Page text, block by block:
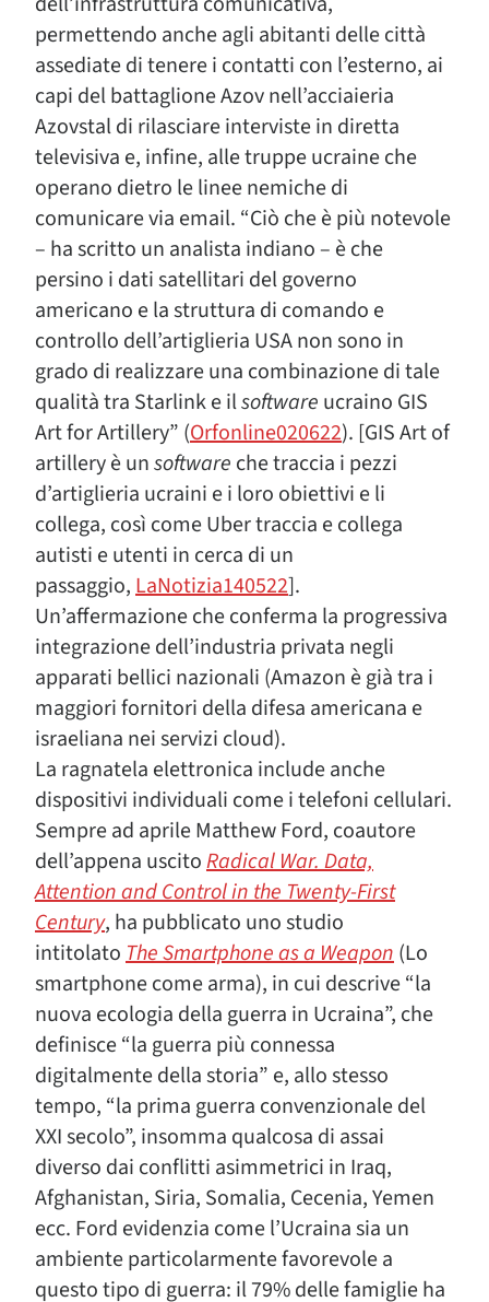
permettendo anche agli abitanti delle città
assediate di tenere i contatti con l’esterno, ai
capi del battaglione Azov nell’acciaieria
Azovstal di rilasciare interviste in diretta
televisiva e, infine, alle truppe ucraine che
operano dietro le linee nemiche di
comunicare via email. “Ciò che è più notevole
– ha scritto un analista indiano – è che
persino i dati satellitari del governo
americano e la struttura di comando e
controllo dell’artiglieria USA non sono in
grado di realizzare una combinazione di tale
qualità tra Starlink e ilsoftware ucraino GIS
Art for Artillery” (Orfonline020622). [GIS Art of
artillery è unsoftware che traccia i pezzi
d’artiglieria ucraini e i loro obiettivi e li
collega, così come Uber traccia e collega
autisti e utenti in cerca di un
passaggio,LaNotizia140522].
Un’affermazione che conferma la progressiva
integrazione dell’industria privata negli
apparati bellici nazionali (Amazon è già tra i
maggiori fornitori della difesa americana e
israeliana nei servizi cloud).
La ragnatela elettronica include anche
dispositivi individuali come i telefoni cellulari.
Sempre ad aprile Matthew Ford, coautore
dell’appena uscitoRadical War. Data,
Attention and Control in the Twenty-First
Century, ha pubblicato uno studio
intitolatoThe Smartphone as a Weapon(Lo
smartphone come arma), in cui descrive “la
nuova ecologia della guerra in Ucraina”, che
definisce “la guerra più connessa
digitalmente della storia” e, allo stesso
tempo, “la prima guerra convenzionale del
XXI secolo”, insomma qualcosa di assai
diverso dai conflitti asimmetrici in Iraq,
Afghanistan, Siria, Somalia, Cecenia, Yemen
ecc. Ford evidenzia come l’Ucraina sia un
ambiente particolarmente favorevole a
questo tipo di guerra: il 79% delle famiglie ha